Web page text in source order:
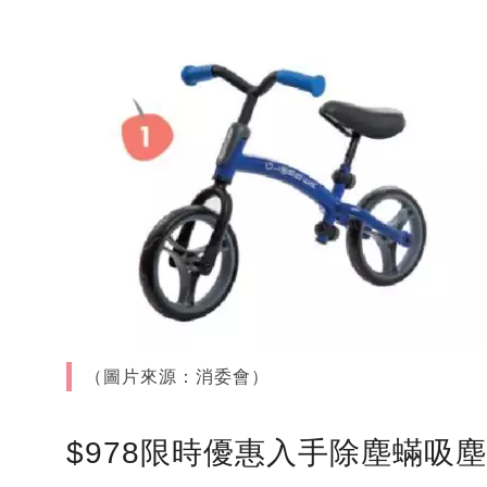
（圖片來源：消委會）
$978限時優惠入手除塵蟎吸